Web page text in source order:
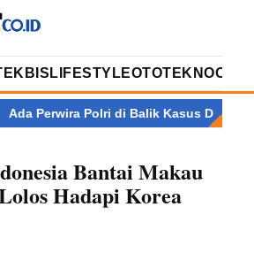
EKBIS LIFESTYLEOTOTEKNOOPINI
Perwira Polri di Balik Kasus Dugaan
Bantai Makau
Hadapi Korea